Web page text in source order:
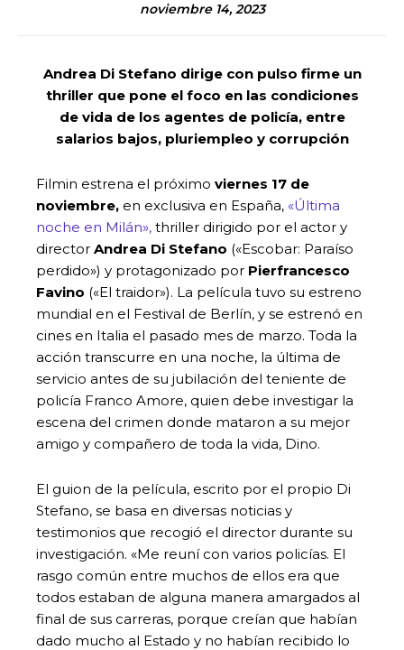
noviembre 14, 2023
Andrea Di Stefano dirige con pulso firme un
thriller que pone el foco en las condiciones
de vida de los agentes de policía, entre
salarios bajos, pluriempleo y corrupción
Filmin estrena el próximo viernes 17 de
noviembre, en exclusiva en España, «Última
noche en Milán», thriller dirigido por el actor y
director Andrea Di Stefano («Escobar: Paraíso
perdido») y protagonizado por Pierfrancesco
Favino («El traidor»). La película tuvo su estreno
mundial en el Festival de Berlín, y se estrenó en
cines en Italia el pasado mes de marzo. Toda la
acción transcurre en una noche, la última de
servicio antes de su jubilación del teniente de
policía Franco Amore, quien debe investigar la
escena del crimen donde mataron a su mejor
amigo y compañero de toda la vida, Dino.
El guion de la película, escrito por el propio Di
Stefano, se basa en diversas noticias y
testimonios que recogió el director durante su
investigación. «Me reuní con varios policías. El
rasgo común entre muchos de ellos era que
todos estaban de alguna manera amargados al
final de sus carreras, porque creían que habían
dado mucho al Estado y no habían recibido lo